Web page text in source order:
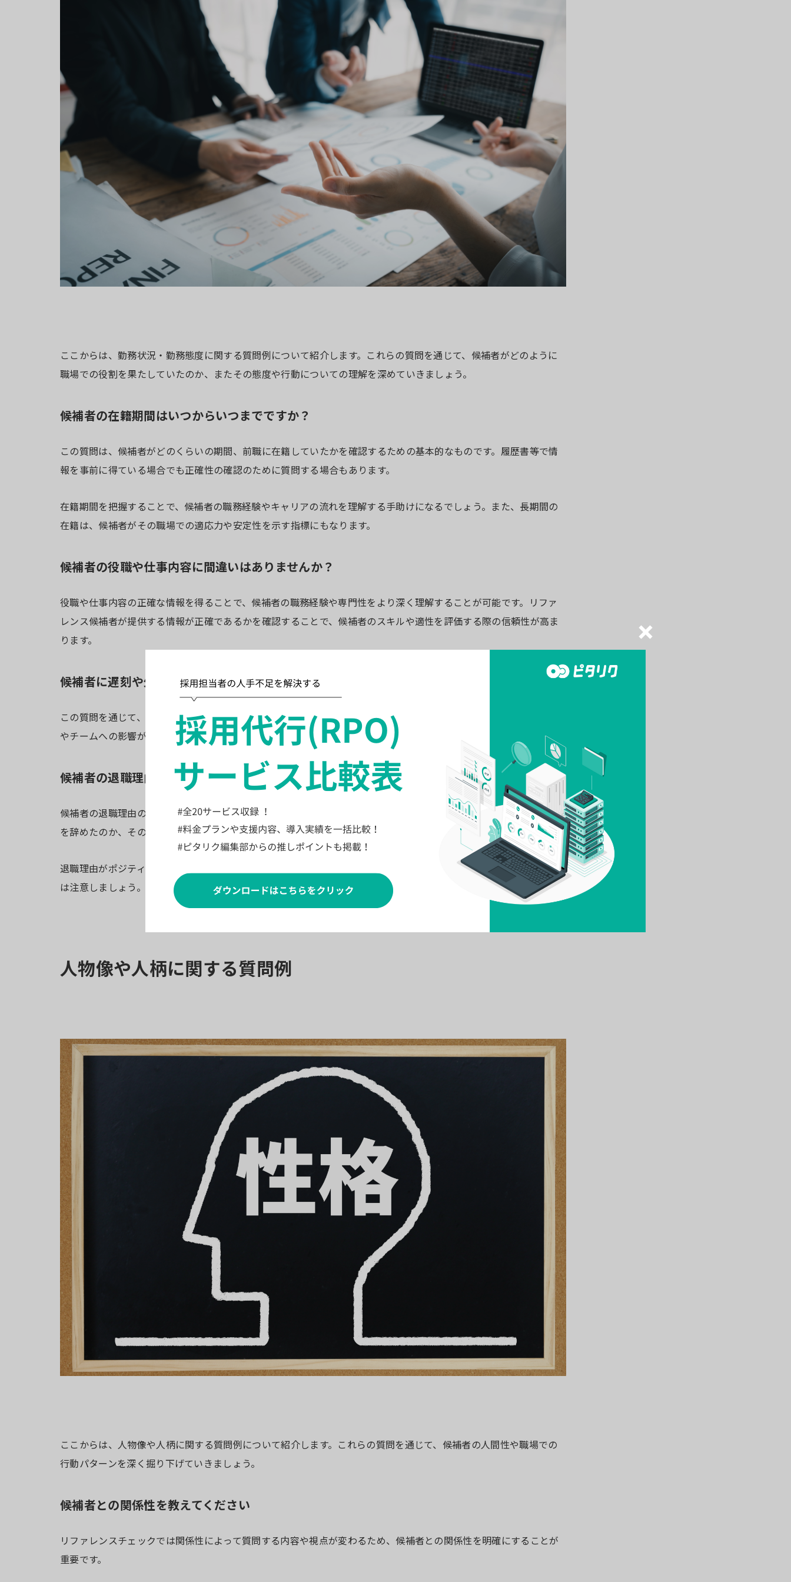
ここからは、勤務状況・勤務態度に関する質問例について紹介します。これらの質問を通じて、候補者がどのように
職場での役割を果たしていたのか、またその態度や行動についての理解を深めていきましょう。
候補者の在籍期間はいつからいつまでですか？
この質問は、候補者がどのくらいの期間、前職に在籍していたかを確認するための基本的なものです。履歴書等で情
報を事前に得ている場合でも正確性の確認のために質問する場合もあります。
在籍期間を把握することで、候補者の職務経験やキャリアの流れを理解する手助けになるでしょう。また、長期間の
在籍は、候補者がその職場での適応力や安定性を示す指標にもなります。
候補者の役職や仕事内容に間違いはありませんか？
役職や仕事内容の正確な情報を得ることで、候補者の職務経験や専門性をより深く理解することが可能です。リファ
レンス候補者が提供する情報が正確であるかを確認することで、候補者のスキルや適性を評価する際の信頼性が高ま
ります。
候補者に遅刻や欠勤などはありませんでしたか？
この質問を通じて、候補者の勤務態度や責任感を把握することができます。遅刻や欠勤が多い場合、職場での信頼性
やチームへの影響が懸念されるため、具体的な事例を聞くことが効果的です。
候補者の退職理由に間違いはありませんか？
候補者の退職理由の確認は、リファレンスチェックにおいて重要な質問です。この質問を通じて、候補者がなぜ前職
を辞めたのか、その背景や状況を理解することができます。
退職理由がポジティブであれば、次の職場でも良好な関係を築く可能性が高いですが、ネガティブな理由がある場合
は注意しましょう。
人物像や人柄に関する質問例
ここからは、人物像や人柄に関する質問例について紹介します。これらの質問を通じて、候補者の人間性や職場での
行動パターンを深く掘り下げていきましょう。
候補者との関係性を教えてください
リファレンスチェックでは関係性によって質問する内容や視点が変わるため、候補者との関係性を明確にすることが
重要です。